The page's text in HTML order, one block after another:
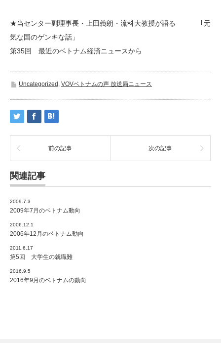
★当センター副理事長・上田義朗・流科大教授が語る ｢元
気な国のゲンキな話」
第35回 最近のベトナム経済ニュースから
Uncategorized , VOVベトナムの声 放送局ニュース
前の記事 次の記事
関連記事
2009.7.3
2009年7月のベトナム動向
2006.12.1
2006年12月のベトナム動向
2011.6.17
第5回 大学生の就職難
2016.9.5
2016年9月のベトナムの動向